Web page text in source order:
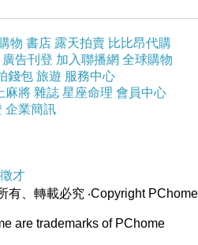
填充物，富含天然抗氧化劑：
磷，保健毛寶貝的骨質，
攝取均衡營養，
會
物 書店 露天拍賣 比比昂代購
廣告刊登 加入聯播網 全球購物
錢包 旅遊 服務中心
麻將 雜誌 星座命理 會員中心
企業簡訊
徵才
有、轉載必究 ‧Copyright PChome
are trademarks of PChome